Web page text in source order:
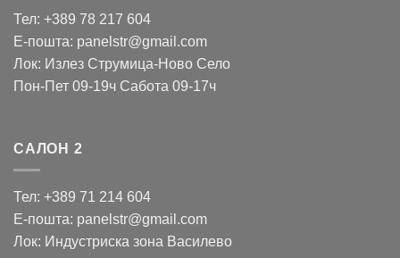
Тел: +389 78 217 604
Е-пошта: panelstr@gmail.com
Лок: Излез Струмица-Ново Село
Пон-Пет 09-19ч Сабота 09-17ч
САЛОН 2
Тел: +389 71 214 604
Е-пошта: panelstr@gmail.com
Лок: Индустриска зона Василево